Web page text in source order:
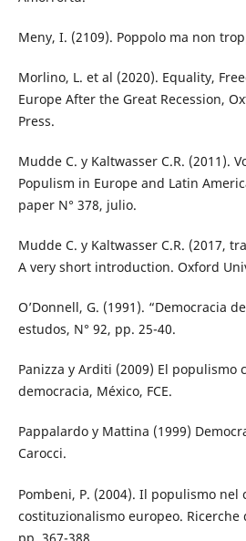
Meny, I. (2109). Poppolo ma non
Morlino, L. et al (2020). Equality,
Europe After the Great Recession,
Press.
Mudde C. y Kaltwasser C.R. (2011).
Populism in Europe and Latin
paper N° 378, julio.
Mudde C. y Kaltwasser C.R. (2017,
A very short introduction. Oxford
O’Donnell, G. (1991). “Democracia
estudos, N° 92, pp. 25-40.
Panizza y Arditi (2009) El populismo
democracia, México, FCE.
Pappalardo y Mattina (1999)
Carocci.
Pombeni, P. (2004). Il populismo nel
costituzionalismo europeo. Ricerche
pp. 367-388.